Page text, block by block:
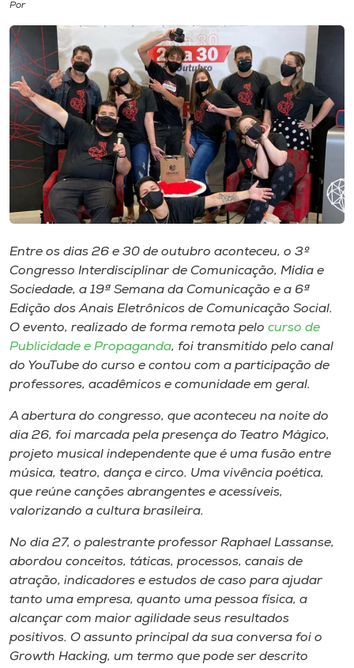
Biblioteca
Editora
Rádio
Museu
Unoesc
Store
Selecione
Por
Entre os dias 26 e 30 de outubro aconteceu, o 3º
Congresso Interdisciplinar de Comunicação, Mídia e
Sociedade, a 19ª Semana da Comunicação e a 6ª
Edição dos Anais Eletrônicos de Comunicação Social.
O evento, realizado de forma remota pelo curso de
Publicidade e Propaganda, foi transmitido pelo canal
do YouTube do curso e contou com a participação de
professores, acadêmicos e comunidade em geral.
A abertura do congresso, que aconteceu na noite do
dia 26, foi marcada pela presença do Teatro Mágico,
projeto musical independente que é uma fusão entre
música, teatro, dança e circo. Uma vivência poética,
que reúne canções abrangentes e acessíveis,
valorizando a cultura brasileira.
No dia 27, o palestrante professor Raphael Lassanse,
abordou conceitos, táticas, processos, canais de
atração, indicadores e estudos de caso para ajudar
tanto uma empresa, quanto uma pessoa física, a
alcançar com maior agilidade seus resultados
positivos. O assunto principal da sua conversa foi o
Growth Hacking, um termo que pode ser descrito